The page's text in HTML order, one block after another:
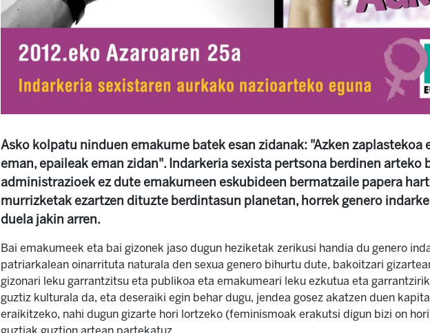
Asko kolpatu ninduen emakume batek esan zidanak: "Azken zaplastekoa
eman, epaileak eman zidan". Indarkeria sexista pertsona berdinen arteko
administrazioek ez dute emakumeen eskubideen bermatzaile papera
murrizketak ezartzen dituzte berdintasun planetan, horrek genero
duela jakin arren.
Bai emakumeek eta bai gizonek jaso dugun heziketak zerikusi handia du genero
patriarkalean oinarrituta naturala den sexua genero bihurtu dute, bakoitzari
gizonari leku garrantzitsu eta publikoa eta emakumeari leku ezkutua eta
guztiz kulturala da, eta deseraiki egin behar dugu, jendea gosez akatzen duen
eraikitzeko, nahi dugun gizarte hori lortzeko (feminismoak erakutsi digun bizi on